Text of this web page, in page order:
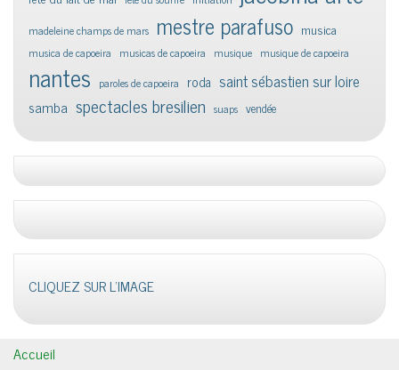
madeleine champs de mars mestre parafuso musica
musica de capoeira musicas de capoeira musique musique de capoeira
nantes paroles de capoeira roda saint sébastien sur loire
samba spectacles bresilien suaps vendée
CLIQUEZ SUR L'IMAGE
Accueil